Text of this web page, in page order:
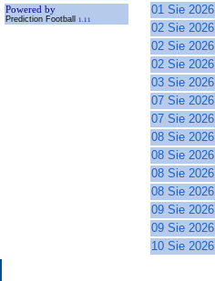
Powered by
Prediction Football 1.11
01 Sie 2026
02 Sie 2026
02 Sie 2026
02 Sie 2026
03 Sie 2026
07 Sie 2026
07 Sie 2026
08 Sie 2026
08 Sie 2026
08 Sie 2026
08 Sie 2026
09 Sie 2026
09 Sie 2026
10 Sie 2026